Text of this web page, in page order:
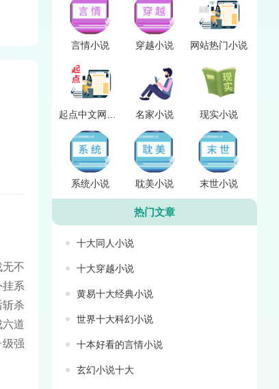
不
系
斩杀
道
强
言情小说 穿越小说 网站热门小说
起点中文网小说 名家小说 现实小说
系统小说 耽美小说 末世小说
热门文章
十大同人小说
十大穿越小说
黄易十大经典小说
世界十大科幻小说
十本好看的言情小说
玄幻小说十大